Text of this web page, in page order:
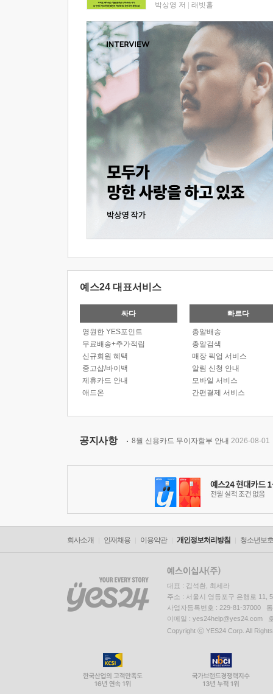
박상영 저 래빗홀
예스24 대표서비스
싸다
영원한 YES포인트
무료배송+추가적립
신규회원 혜택
중고샵/바이백
제휴카드 안내
애드온
빠르다
총알배송
총알검색
매장 픽업 서비스
알림 신청 안내
모바일 서비스
간편결제 서비스
공지사항 8월 신용카드 무이자할부 안내 2026-08-01
회사소개 인재채용 이용약관 개인정보처리방침 청소년보
대표 : 김석환, 최세라
주소 : 서울시 영등포구 은행로 11,
사업자등록번호 : 229-81-37000
이메일 : yes24help@yes24.com
Copyright ⓒ YES24 Corp. All